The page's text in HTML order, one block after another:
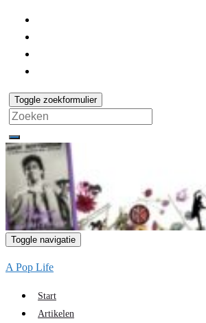
Toggle zoekformulier
Search
for:
Toggle navigatie
A Pop Life
Start
Artikelen